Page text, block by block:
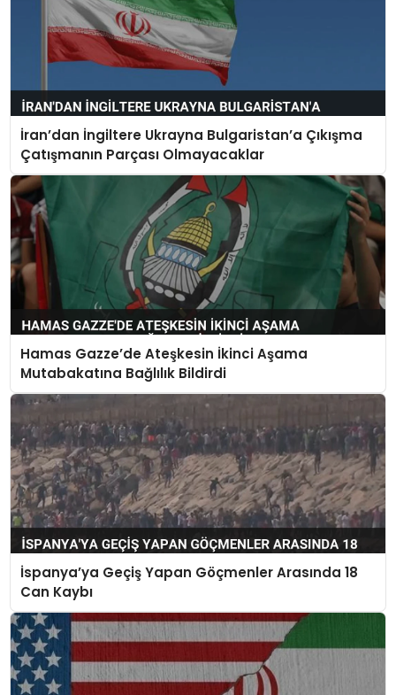
İran’dan İngiltere Ukrayna Bulgaristan’a Çıkışma
Çatışmanın Parçası Olmayacaklar
Hamas Gazze’de Ateşkesin İkinci Aşama
Mutabakatına Bağlılık Bildirdi
İspanya’ya Geçiş Yapan Göçmenler Arasında 18
Can Kaybı